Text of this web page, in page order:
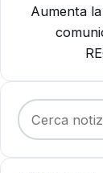
Aumenta
Cerca: